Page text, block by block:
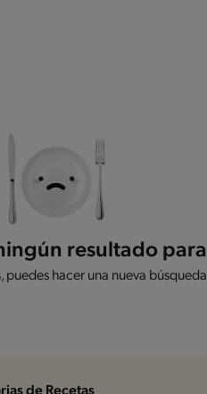
resultado
puedes hacer una nueva
de Recetas